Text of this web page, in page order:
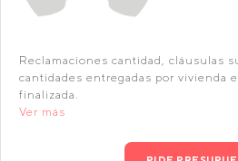
Reclamaciones cantidad, cláusulas
cantidades entregadas por vivienda
finalizada.
Ver más